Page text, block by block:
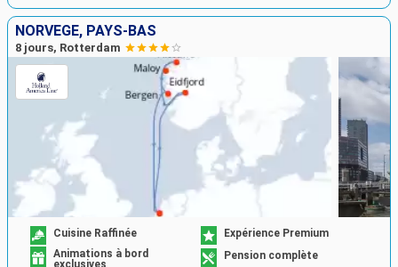
NORVÈGE, PAYS-BAS
8 jours, Rotterdam
Cuisine Raffinée
Expérience Premium
Animations à bord
exclusives
Pension complète